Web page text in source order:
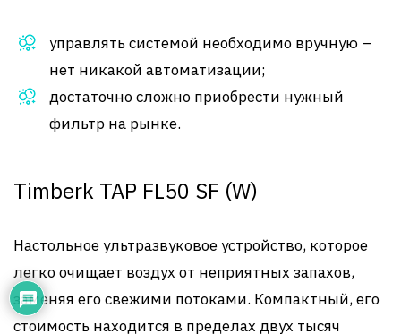
управлять системой необходимо вручную –
нет никакой автоматизации;
достаточно сложно приобрести нужный
фильтр на рынке.
Timberk TAP FL50 SF (W)
Настольное ультразвуковое устройство, которое
легко очищает воздух от неприятных запахов,
заменяя его свежими потоками. Компактный, его
стоимость находится в пределах двух тысяч